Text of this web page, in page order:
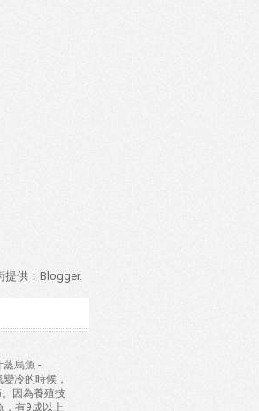
供： Blogger.
蒸烏魚 -
冷的時候，
因為養殖技
，有9成以上